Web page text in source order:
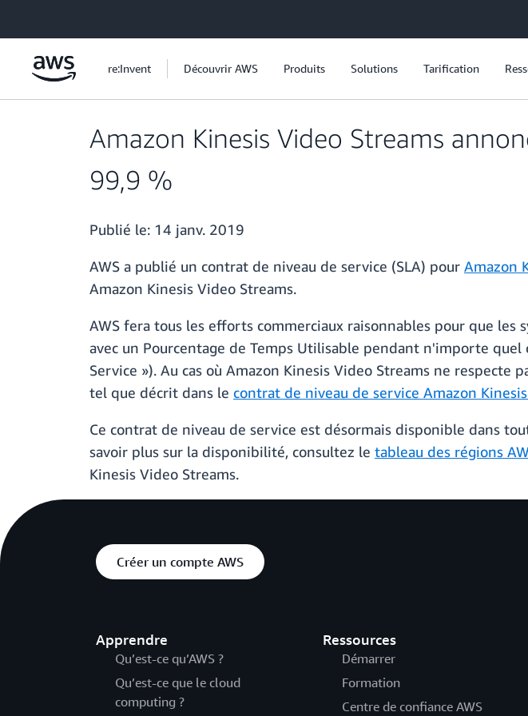
re:Invent Découvrir AWS Produits Solutions Tarification
Amazon Kinesis Video Streams
99,9 %
Publié le: 14 janv. 2019
AWS a publié un contrat de niveau de service (SLA) pour Amazon
Amazon Kinesis Video Streams.
AWS fera tous les efforts commerciaux raisonnables pour que
avec un Pourcentage de Temps Utilisable pendant n'importe
Service »). Au cas où Amazon Kinesis Video Streams ne
tel que décrit dans le contrat de niveau de service Amazon
Ce contrat de niveau de service est désormais disponible dans
savoir plus sur la disponibilité, consultez le tableau des régions
Kinesis Video Streams.
Créer un compte AWS
Apprendre
Qu’est-ce qu’AWS ?
Qu’est-ce que le cloud
computing ?
Ressources
Démarrer
Formation
Centre de confiance AWS